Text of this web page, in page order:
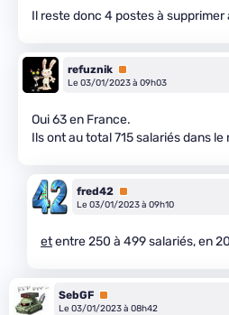
Il reste donc 4 postes à supprimer
refuznik Premium
Le 03/01/2023 à 09h03
Oui 63 en France.
Ils ont au total 715 salariés dans le
fred42 Premium
Le 03/01/2023 à 09h10
etentre 250 à 499 salariés, en
SebGF Premium
Le 03/01/2023 à 08h42